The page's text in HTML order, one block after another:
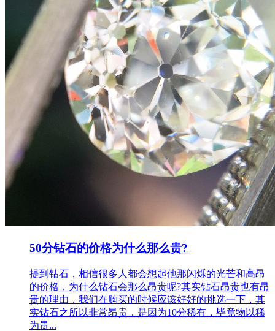
50分钻石的价格为什么那么贵?
提到钻石，相信很多人都会想起他那闪烁的光芒和高昂
的价格，为什么钻石会那么昂贵呢?其实钻石昂贵也有昂
贵的理由，我们在购买的时候应该好好的挑选一下，其
实钻石之所以非常昂贵，是因为10分稀有，毕竟物以稀
为贵...